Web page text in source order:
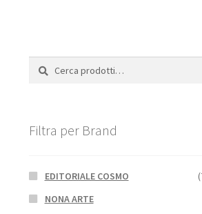
Cerca:
Cerca
Filtra per Brand
EDITORIALE COSMO
NONA ARTE